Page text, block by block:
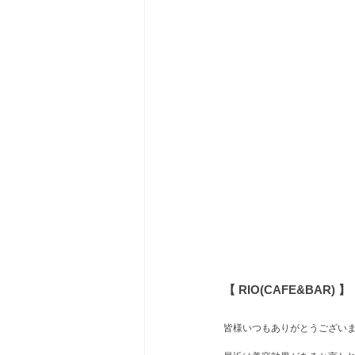
【 RIO(CAFE&BAR) 】
皆様いつもありがとうござい